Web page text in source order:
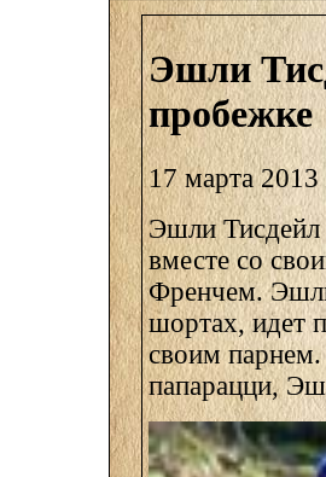
Эшли
пробежке
17 марта 2013
Эшли Тисдейл
вместе со
Френчем.
шортах, идет
своим
папарацци,